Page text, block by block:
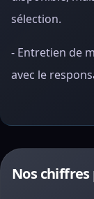
sélection.
- Entretien de
avec le
Nos